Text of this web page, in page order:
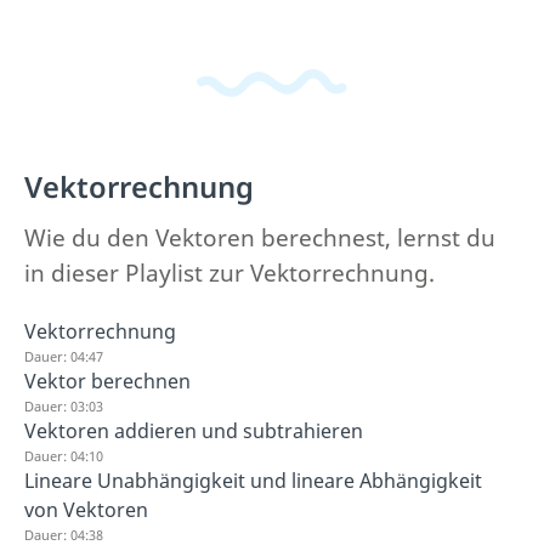
Vektorrechnung
Wie du den Vektoren berechnest, lernst du
in dieser Playlist zur Vektorrechnung.
Vektorrechnung
Dauer: 04:47
Vektor berechnen
Dauer: 03:03
Vektoren addieren und subtrahieren
Dauer: 04:10
Lineare Unabhängigkeit und lineare Abhängigkeit
von Vektoren
Dauer: 04:38